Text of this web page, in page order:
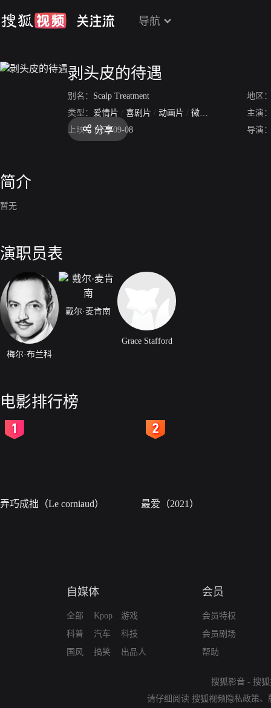
导航
剥头皮的待遇
别名： Scalp Treatment
地区
类型： 爱情片 / 喜剧片 / 动画片 / 微电影
主演
上映： 1952-09-08 导演
分享
简介
暂无
演职员表
梅尔·布兰科
戴尔·麦肯南
Grace Stafford
电影排行榜
弄巧成拙（Le corniaud） 最爱（2021）
自媒体
全部
科普
国风
Kpop
汽车
搞笑
游戏
科技
出品人
会员
会员特权
会员剧场
帮助
搜狐影音 - 搜
请仔细阅读 搜狐视频隐私政策、